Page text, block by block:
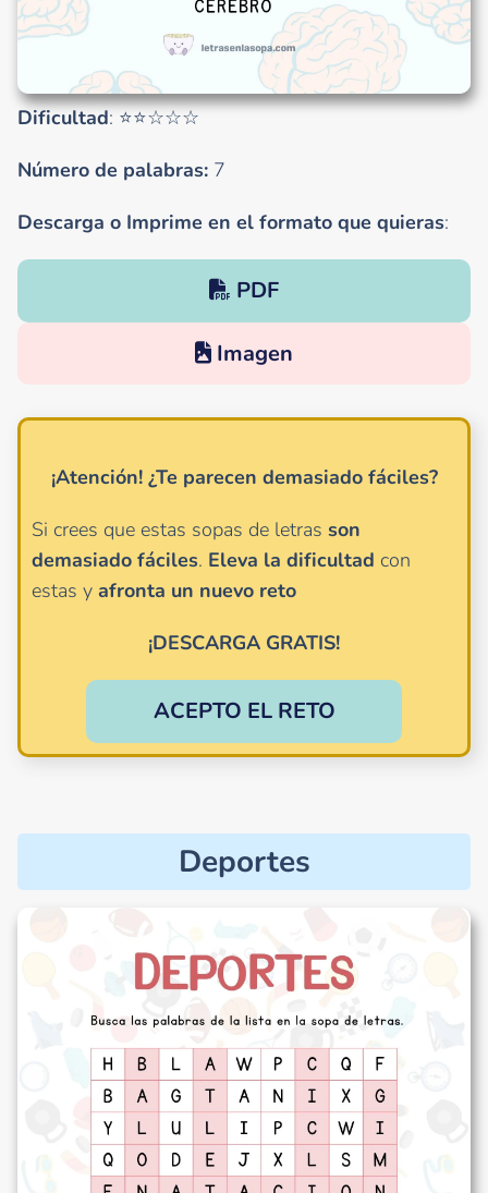
Dificultad: ⭐⭐☆☆☆
Número de palabras: 7
Descarga o Imprime en el formato que quieras:
PDF
Imagen
¡Atención! ¿Te parecen demasiado fáciles?
Si crees que estas sopas de letras son
demasiado fáciles. Eleva la dificultad con
estas y afronta un nuevo reto
¡DESCARGA GRATIS!
ACEPTO EL RETO
Deportes